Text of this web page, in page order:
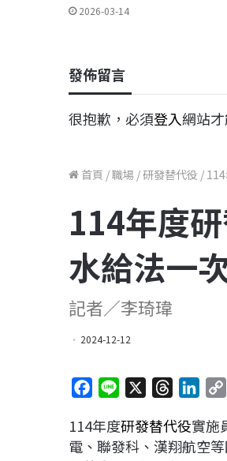
2026-03-14
發佈留言
很抱歉，必須登入網站